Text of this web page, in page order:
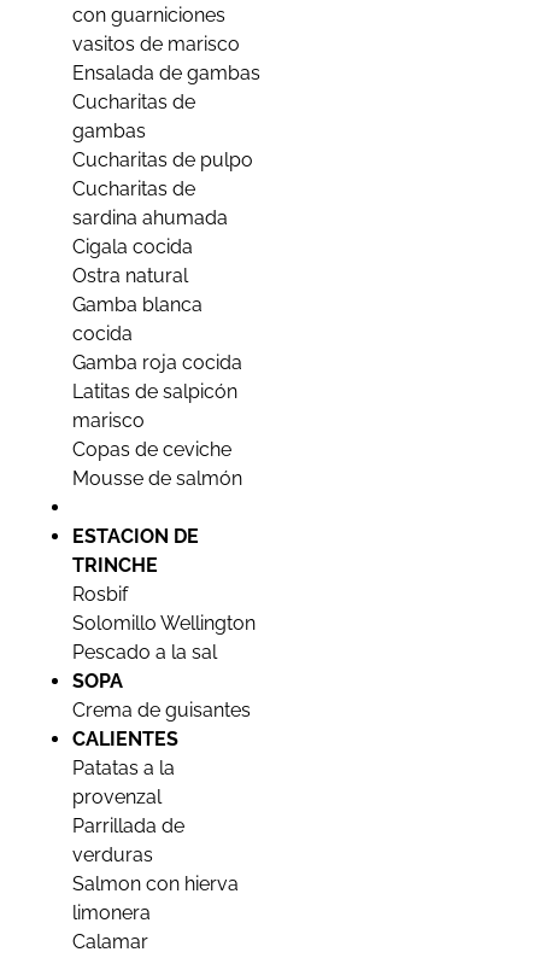
con guarniciones
vasitos de marisco
Ensalada de gambas
Cucharitas de
gambas
Cucharitas de pulpo
Cucharitas de
sardina ahumada
Cigala cocida
Ostra natural
Gamba blanca
cocida
Gamba roja cocida
Latitas de salpicón
marisco
Copas de ceviche
Mousse de salmón
ESTACION DE
TRINCHE
Rosbif
Solomillo Wellington
Pescado a la sal
SOPA
Crema de guisantes
CALIENTES
Patatas a la
provenzal
Parrillada de
verduras
Salmon con hierva
limonera
Calamar